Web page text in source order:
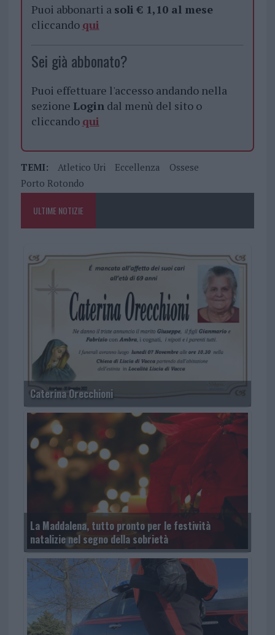
Puoi abbonarti a soli € 1,10 al mese
cliccando qui
Sei già abbonato?
Puoi effettuare l'accesso andando nella
sezione Logindal menù del sito o
cliccando qui
TEMI: Atletico Uri Eccellenza
Ossese
Porto Rotondo
ULTIME NOTIZIE
Caterina Orecchioni
La Maddalena, tutto pronto per le festività
natalizie nel segno della sobrietà